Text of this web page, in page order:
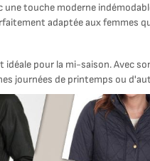
touche moderne
adaptée aux femmes
pour la mi-saison. Avec
journées de printemps ou